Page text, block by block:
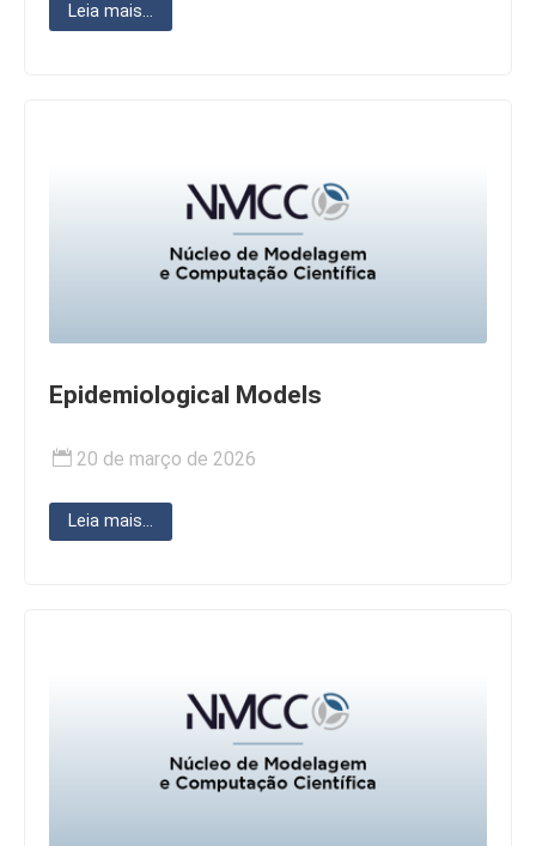
Leia mais...
Epidemiological Models
20 de março de 2026
Leia mais...